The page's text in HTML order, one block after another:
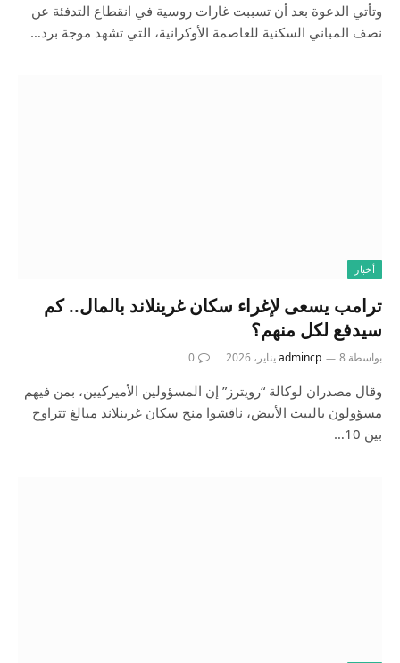
وتأتي الدعوة بعد أن تسببت غارات روسية في انقطاع التدفئة عن
نصف المباني السكنية للعاصمة الأوكرانية، التي تشهد موجة برد…
أخبار
ترامب يسعى لإغراء سكان غرينلاند بالمال.. كم
سيدفع لكل منهم؟
بواسطة admincp 8 يناير، 2026 0
وقال مصدران لوكالة “رويترز” إن المسؤولين الأميركيين، بمن فيهم
مسؤولون بالبيت الأبيض، ناقشوا منح سكان غرينلاند مبالغ تتراوح
بين 10…